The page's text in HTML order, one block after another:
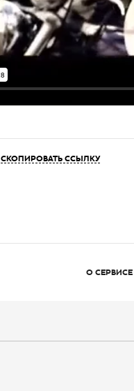
СКОПИРОВАТЬ ССЫЛКУ
О СЕРВИСЕ